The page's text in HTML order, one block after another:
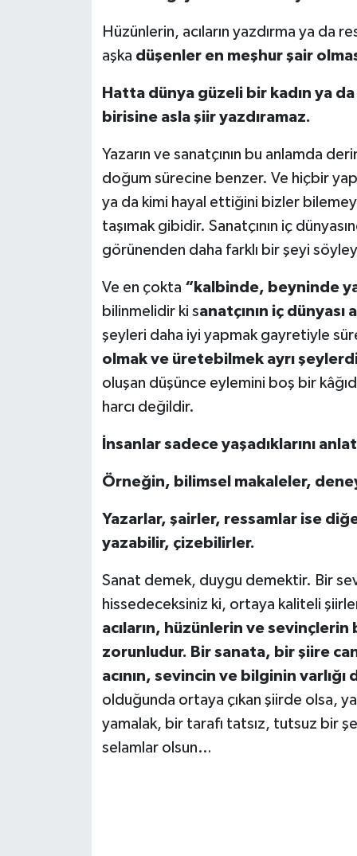
Hüzünlerin, acıların yazdırma ya da
aşka düşenler en meşhur şair
Hatta dünya güzeli bir kadın ya
birisine asla şiir yazdıramaz.
Yazarın ve sanatçının bu anlamda
doğum sürecine benzer. Ve hiçbir
ya da kimi hayal ettiğini bizler
taşımak gibidir. Sanatçının iç
görünenden daha farklı bir şeyi
Ve en çokta “kalbinde, beyninde
bilinmelidir ki sanatçının iç
şeyleri daha iyi yapmak gayretiyle
olmak ve üretebilmek ayrı
oluşan düşünce eylemini boş bir
harcı değildir.
İnsanlar sadece yaşadıklarını
Örneğin, bilimsel makaleler,
Yazarlar, şairler, ressamlar ise
yazabilir, çizebilirler.
Sanat demek, duygu demektir. Bir
hissedeceksiniz ki, ortaya kaliteli şiirler
acıların, hüzünlerin ve
zorunludur. Bir sanata, bir şiire
acının, sevincin ve bilginin varlığı
olduğunda ortaya çıkan şiirde olsa,
yamalak, bir tarafı tatsız, tutsuz bir
selamlar olsun…